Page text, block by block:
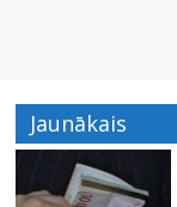
Jaunākais